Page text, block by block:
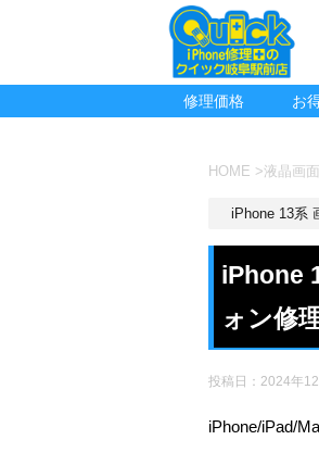
修理価格 お
HOME >液晶画
iPhone 13系
iPhone
ォン修
投稿日： 2024年
iPhone/iPad/